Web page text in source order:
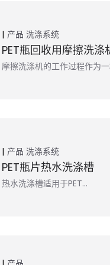
产品 洗涤系统
PET瓶回收用摩擦洗涤
摩擦洗涤机的工作过程作为
产品 洗涤系统
PET瓶片热水洗涤槽
热水洗涤槽适用于PET…